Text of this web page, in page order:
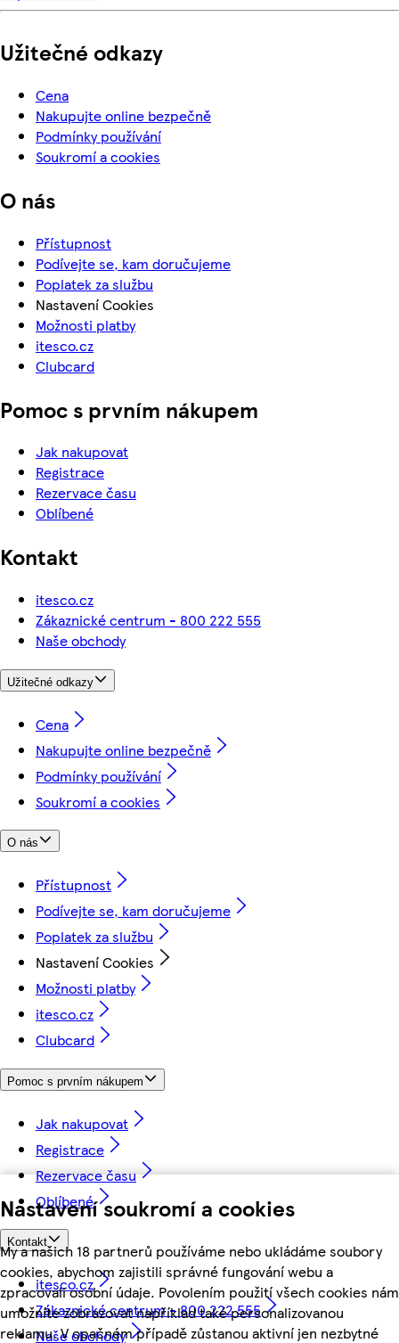
Nastavení soukromí a cookies
My a našich 18 partnerů používáme nebo ukládáme soubory
cookies, abychom zajistili správné fungování webu a
zpracovali osobní údaje. Povolením použití všech cookies nám
umožníte zobrazovat například také personalizovanou
reklamu. V opačném případě zůstanou aktivní jen nezbytné
Užitečné odkazy
Cena
Nakupujte online bezpečně
Podmínky používání
Soukromí a cookies
O nás
Přístupnost
Podívejte se, kam doručujeme
Poplatek za službu
Nastavení Cookies
Možnosti platby
itesco.cz
Clubcard
Pomoc s prvním nákupem
Jak nakupovat
Registrace
Rezervace času
Oblíbené
Kontakt
itesco.cz
Zákaznické centrum - 800 222 555
Naše obchody
Užitečné odkazy
Cena
Nakupujte online bezpečně
Podmínky používání
Soukromí a cookies
O nás
Přístupnost
Podívejte se, kam doručujeme
Poplatek za službu
Nastavení Cookies
Možnosti platby
itesco.cz
Clubcard
Pomoc s prvním nákupem
Jak nakupovat
Registrace
Rezervace času
Oblíbené
Kontakt
itesco.cz
Zákaznické centrum - 800 222 555
Naše obchody